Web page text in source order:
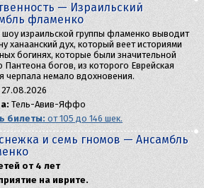
— Израильский
фламенко
израильской группы фламенко выводит
ханаанский дух, который веет историями
богинях, которые были значительной
Пантеона богов, из которого Еврейская
черпала немало вдохновения.
27.08.2026
Тель-Авив-Яффо
билеты: от 105 до 146 шек.
и семь гномов — Aнсамбль
от 4 лет
на иврите.